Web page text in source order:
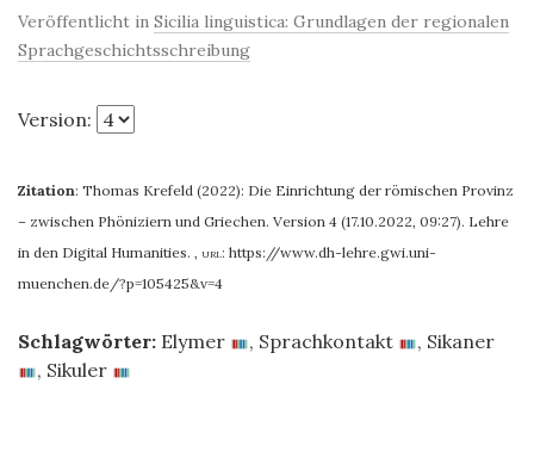
Veröffentlicht in Sicilia linguistica: Grundlagen der regionalen
Sprachgeschichtsschreibung
Version:
Zitation: Thomas Krefeld (2022): Die Einrichtung der römischen Provinz
– zwischen Phöniziern und Griechen. Version 4 (17.10.2022, 09:27). Lehre
in den Digital Humanities. , url: https://www.dh-lehre.gwi.uni-
muenchen.de/?p=105425&v=4
Schlagwörter: Elymer , Sprachkontakt , Sikaner
, Sikuler